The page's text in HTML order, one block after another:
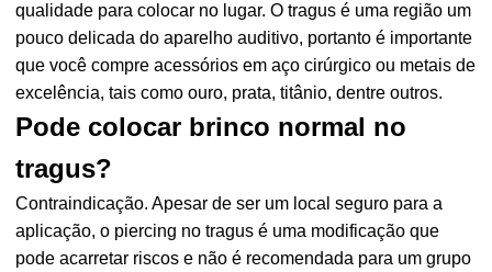
qualidade para colocar no lugar. O tragus é uma região um
pouco delicada do aparelho auditivo, portanto é importante
que você compre acessórios em aço cirúrgico ou metais de
excelência, tais como ouro, prata, titânio, dentre outros.
Pode colocar brinco normal no
tragus?
Contraindicação. Apesar de ser um local seguro para a
aplicação, o piercing no tragus é uma modificação que
pode acarretar riscos e não é recomendada para um grupo